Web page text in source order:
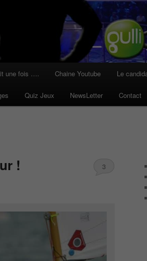
une fois …. Chaine Youtube Le
Quiz Jeux NewsLetter Contact
! 3